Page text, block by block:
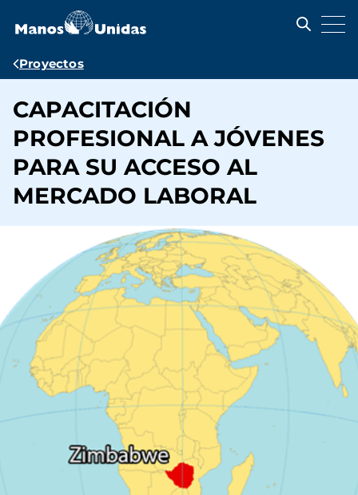
contenido
Ruta
navegación
Proyectos
CAPACITACIÓN
PROFESIONAL A JÓVENES
PARA SU ACCESO AL
MERCADO LABORAL